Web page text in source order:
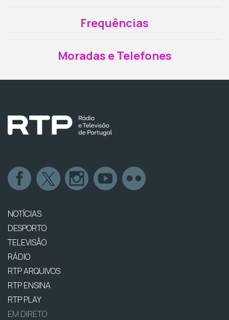
Frequências
Moradas e Telefones
NOTÍCIAS
DESPORTO
TELEVISÃO
RÁDIO
RTP ARQUIVOS
RTP ENSINA
RTP PLAY
EM DIRETO